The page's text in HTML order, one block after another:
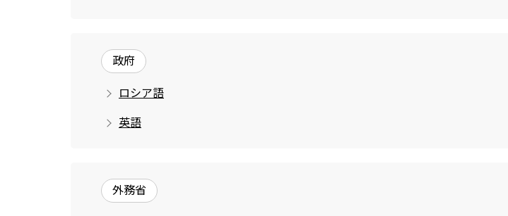
政府
ロシア語
英語
外務省